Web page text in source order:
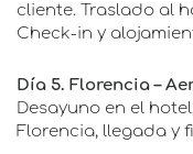
cliente. Traslado al
Check-in y
Día 5. Florencia –
Desayuno en el
Florencia, llegada y